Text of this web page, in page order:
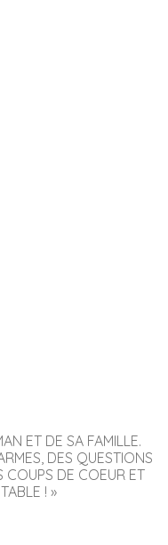
ET DE SA FAMILLE.
DES QUESTIONS
COUPS DE COEUR ET
! »